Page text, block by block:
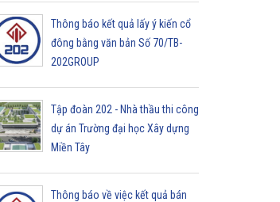
Thông báo kết quả lấy ý kiến cổ
đông bằng văn bản Số 70/TB-
202GROUP
Tập đoàn 202 - Nhà thầu thi công
dự án Trường đại học Xây dựng
Miền Tây
Thông báo về việc kết quả bán